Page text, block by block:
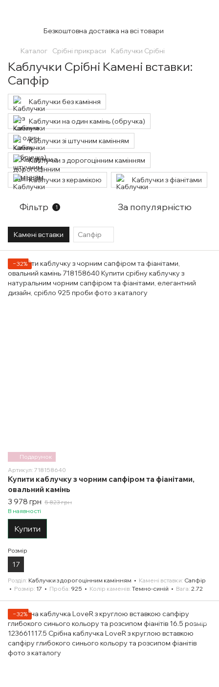
Безкоштовна доставка на всі товари
Каталог Срібні прикраси Каблучки Срібні
Каблучки Срібні Камені вставки:
Сапфір
Каблучки без каміння
Каблучки на один камінь (обручка)
Каблучки зі штучним камінням
Каблучки з дорогоцінним камінням
Каблучки з керамікою Каблучки з фіанітами
Фільтр 1 За популярністю
Камені вставки Сапфір
Подарунок
−32%
Артикул: 718158640
Купити каблучку з чорним сапфіром та фіанітами,
овальний камінь
3 978 грн 5 823 грн
В наявності
Купити
Розмір
17
Розділ Каблучки з дорогоцінним камінням Камені вставки Сапфір
Розмір 17 Проба 925 Колір каменів Темно-синій Вага 2.72
−32%